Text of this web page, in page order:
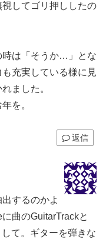
してゴリ押ししたの
時は「そうか…」とな
充実している様に見
ました。
を。
返信
するのかよ
曲のGuitarTrackと
て。ギターを弾きな